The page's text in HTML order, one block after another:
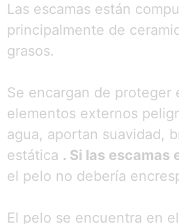
Las escamas están
principalmente de
grasos.
Se encargan de proteger
elementos externos
agua, aportan suavidad,
estática . Si las escamas
el pelo no debería
El pelo se encuentra en